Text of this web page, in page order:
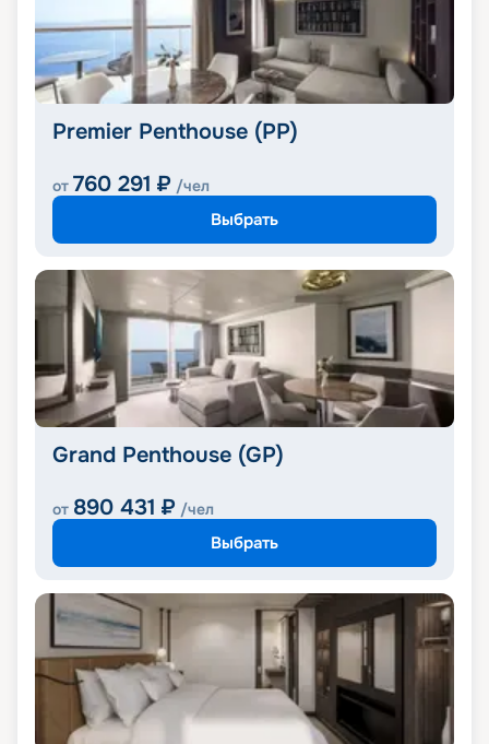
Premier Penthouse (PP)
от 760 291 ₽ /чел
Выбрать
Grand Penthouse (GP)
от 890 431 ₽ /чел
Выбрать